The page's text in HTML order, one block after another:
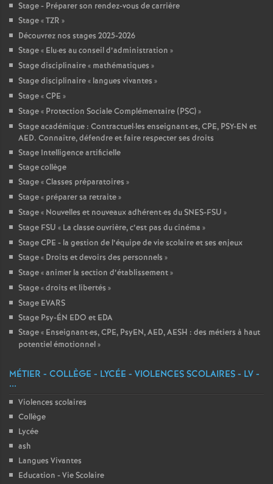
Stage - Préparer son rendez-vous de carrière
Stage «TZR »
Découvrez nos stages 2025-2026
Stage « Elu·es au conseil d’administration »
Stage disciplinaire « mathématiques »
Stage disciplinaire « langues vivantes »
Stage «CPE »
Stage « Protection Sociale Complémentaire (PSC)»
Stage académique : Contractuel·les enseignant·es, CPE, PSY-EN et
AED. Connaître, défendre et faire respecter ses droits
Stage Intelligence artificielle
Stage collège
Stage «Classes préparatoires »
Stage « préparer sa retraite»
Stage « Nouvelles et nouveaux adhérent·es du SNES-FSU »
Stage FSU « La classe ouvrière, c’est pas du cinéma »
Stage CPE - la gestion de l’équipe de vie scolaire et ses enjeux
Stage « Droits et devoirs des personnels »
Stage «animer la section d’établissement»
Stage «droits et libertés »
Stage EVARS
Stage Psy-ÉN EDO et EDA
Stage « Enseignant·es, CPE, PsyEN, AED, AESH : des métiers à haut
potentiel émotionnel»
MÉTIER - COLLÈGE - LYCÉE - VIOLENCES SCOLAIRES - LV -
...
Violences scolaires
Collège
Lycée
ash
Langues Vivantes
Education - Vie Scolaire